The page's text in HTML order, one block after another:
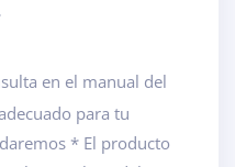
en el manual del
para tu
* El producto